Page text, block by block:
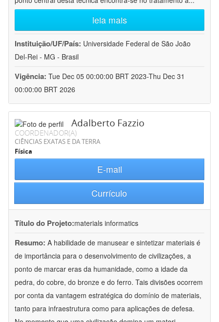
leia mais
Instituição/UF/País: Universidade Federal de São João
Del-Rei - MG - Brasil
Vigência: Tue Dec 05 00:00:00 BRT 2023-Thu Dec 31
00:00:00 BRT 2026
Adalberto Fazzio
COORDENADOR(A)
CIÊNCIAS EXATAS E DA TERRA
Física
E-mail
Currículo
Título do Projeto:materials informatics
Resumo: A habilidade de manusear e sintetizar materiais é
de importância para o desenvolvimento de civilizações, a
ponto de marcar eras da humanidade, como a idade da
pedra, do cobre, do bronze e do ferro. Tais divisões ocorrem
por conta da vantagem estratégica do domínio de materiais,
tanto para infraestrutura como para aplicações de defesa.